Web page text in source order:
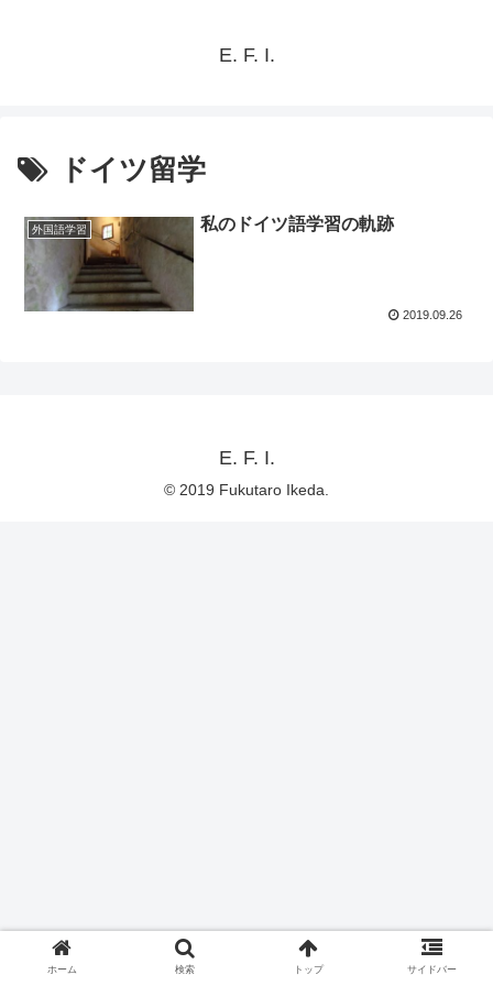
E. F. I.
ドイツ留学
外国語学習 私のドイツ語学習の軌跡
2019.09.26
E. F. I.
© 2019 Fukutaro Ikeda.
ホーム 検索 トップ サイドバー